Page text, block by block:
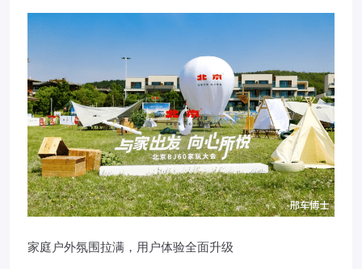
家庭户外氛围拉满，用户体验全面升级